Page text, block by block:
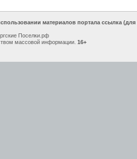
материалов портала ссылка
Поселки.рф
массовой информации. 16+